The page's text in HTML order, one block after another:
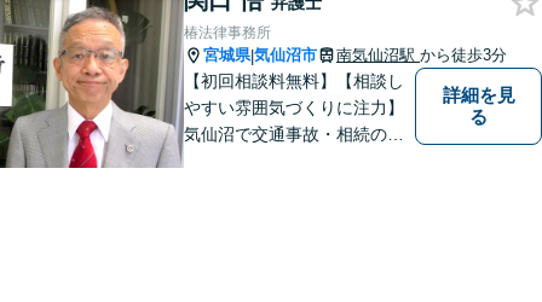
椿法律事務所
宮城県|気仙沼市 南気仙沼駅 から徒歩3分
【初回相談料無料】【相談し
やすい雰囲気づくりに注力】
気仙沼で交通事故・相続のこ
詳細を見
る